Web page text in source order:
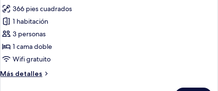
la
ciudad
(Mobility
Accessible,
Tub)
y
sofá
cama,
vista
a
ciudad
(Mobility
Accessible,
las
fotos
de
Suite
estudio,
1
cama
matrimonial
366 pies cuadrados
1 habitación
3 personas
1 cama doble
Wifi gratuito
Más detalles
Más